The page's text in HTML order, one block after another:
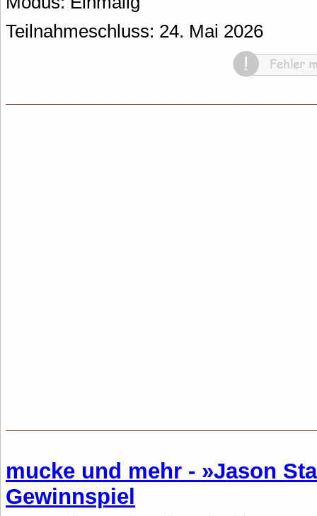
Teilnahmeschluss: 24. Mai 2026
mucke und mehr - »Jason
Gewinnspiel